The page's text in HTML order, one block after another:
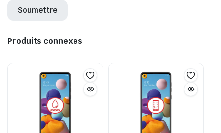
Produits connexes